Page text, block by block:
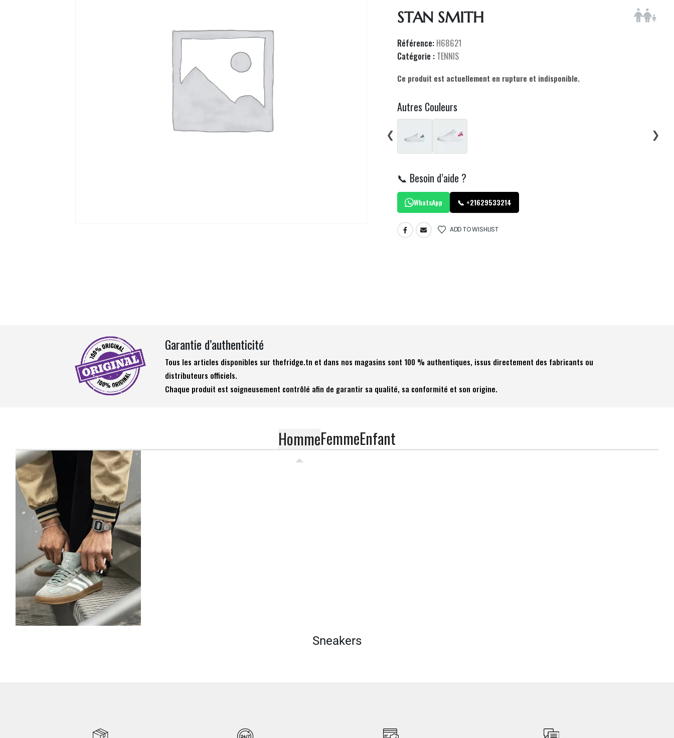
STAN SMITH
Référence: H68621
Catégorie : TENNIS
Ce produit est actuellement en rupture et indisponible.
Autres Couleurs
❮
❯
📞 Besoin d’aide ?
WhatsApp 📞 +21629533214
ADD TO WISHLIST
Garantie d’authenticité
Tous les articles disponibles sur thefridge.tn et dans nos magasins sont 100 % authentiques, issus directement des fabricants ou
distributeurs officiels.
Chaque produit est soigneusement contrôlé afin de garantir sa qualité, sa conformité et son origine.
HommeFemmeEnfant
Sneakers